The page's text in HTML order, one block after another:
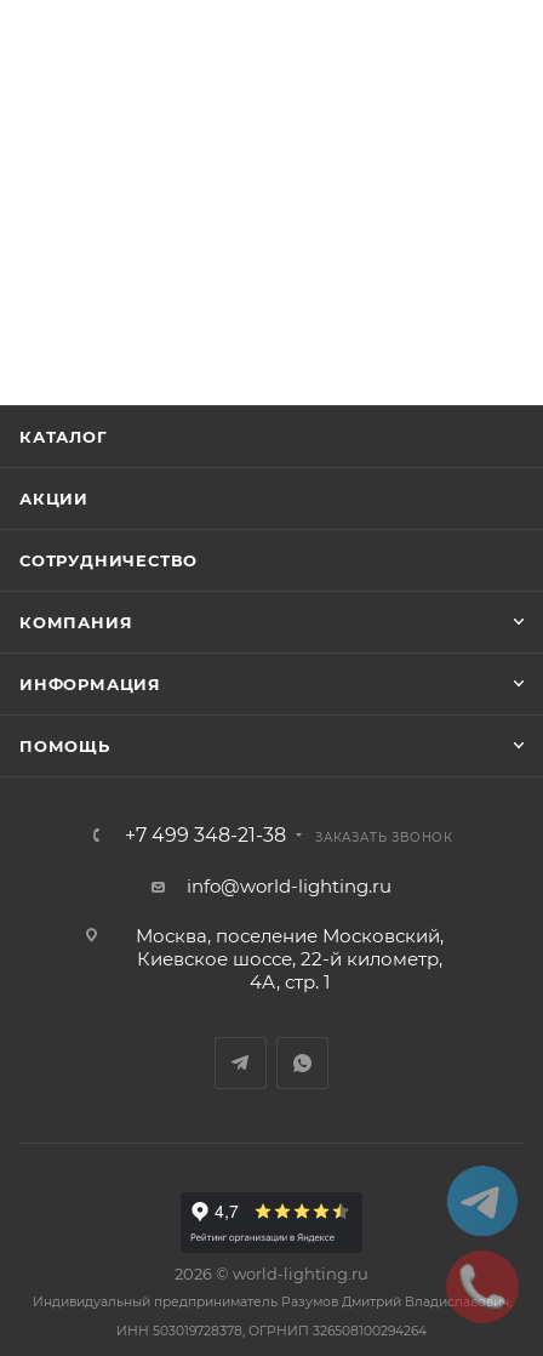
КАТАЛОГ
АКЦИИ
СОТРУДНИЧЕСТВО
КОМПАНИЯ
ИНФОРМАЦИЯ
ПОМОЩЬ
+7 499 348-21-38 ЗАКАЗАТЬ ЗВОНОК
info@world-lighting.ru
Москва, поселение Московский,
Киевское шоссе, 22-й километр,
4А, стр. 1
2026 © world-lighting.ru
Индивидуальный предприниматель Разумов Дмитрий Владиславович,
ИНН 503019728378, ОГРНИП 326508100294264